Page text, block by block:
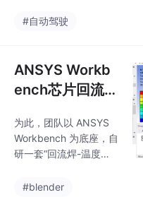
局...
推荐个刚上线的PHP资
别适合中小型团队的固
定资产管理。部署比想
象中简单，PHP环境装
扔到config目录就能
跑。PHP资产管理系
统，适用于IT办公行业
码，基于layuimini开源
#自动驾驶
ANSYS Workb
ench芯片回流
应力仿真分析录
屏与案例分析
为此，团队以 ANSYS
Workbench 为底座，自
研一套“回流焊-温度循
（以下简称本框架）。
#blender